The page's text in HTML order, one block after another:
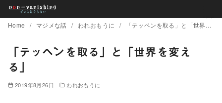
Home マジメな話 われおもうに 「テッペンを取る」と「世界を変える」
「テッペンを取る」と「世界を変え
る」
2019年8月26日 われおもうに